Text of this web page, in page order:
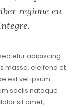
regione eu
adipiscing
massa, eleifend et
est vel ipsum
sociis natoque
sit amet,